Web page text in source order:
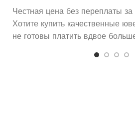
Честная цена без переплаты за
Хотите купить качественные
не готовы платить вдвое